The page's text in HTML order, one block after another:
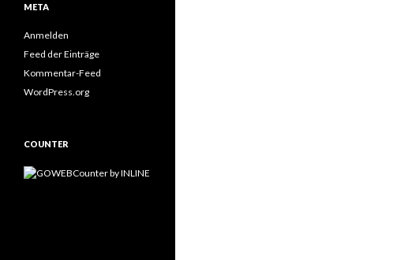
META
Anmelden
Feed der Einträge
Kommentar-Feed
WordPress.org
COUNTER